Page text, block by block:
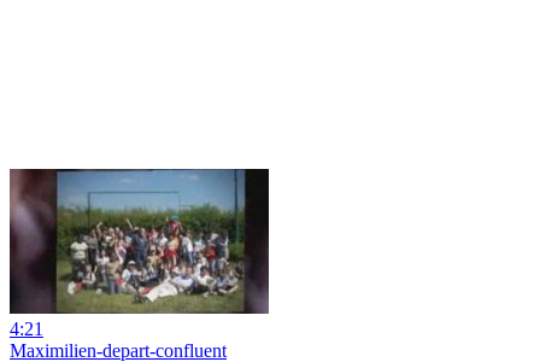
4:21
Maximilien-depart-confluent